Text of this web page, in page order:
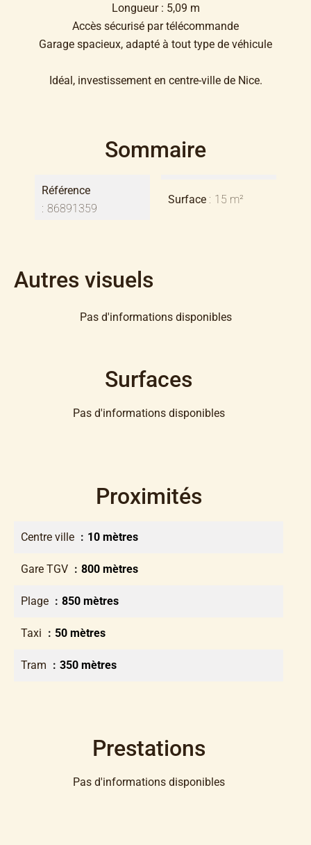
Longueur : 5,09 m
Accès sécurisé par télécommande
Garage spacieux, adapté à tout type de véhicule
Idéal, investissement en centre-ville de Nice.
Sommaire
Référence
86891359
Surface 15 m²
Autres visuels
Pas d'informations disponibles
Surfaces
Pas d'informations disponibles
Proximités
Centre ville 10 mètres
Gare TGV 800 mètres
Plage 850 mètres
Taxi 50 mètres
Tram 350 mètres
Prestations
Pas d'informations disponibles